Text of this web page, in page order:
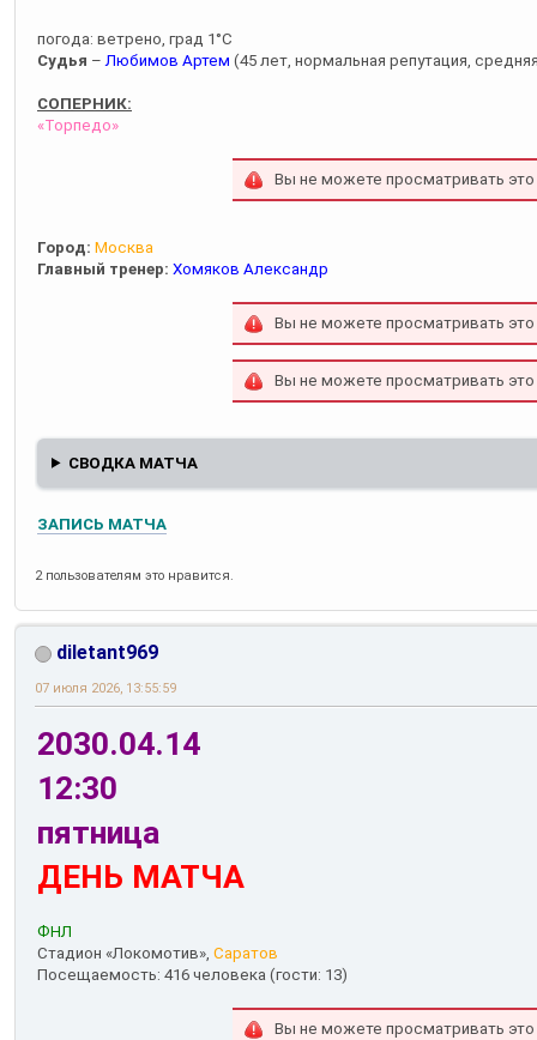
погода: ветрено, град 1°С
Судья – Любимов Артем (45 лет, нормальная репутация,
СОПЕРНИК:
«Торпедо»
Вы не можете просматривать
Город: Москва
Главный тренер: Хомяков Александр
Вы не можете просматривать
Вы не можете просматривать
СВОДКА МАТЧА
ЗАПИСЬ МАТЧА
2 пользователям это нравится.
diletant969
07 июля 2026, 13:55:59
2030.04.14
12:30
пятница
ДЕНЬ МАТЧА
ФНЛ
Стадион «Локомотив», Саратов
Посещаемость: 416 человека (гости: 13)
Вы не можете просматривать